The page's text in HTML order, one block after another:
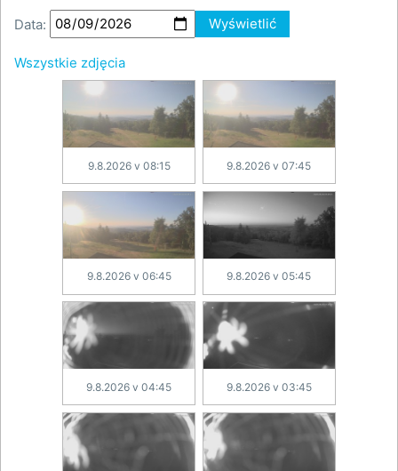
Data: Wyświetlić
Wszystkie zdjęcia
9.8.2026 v 08:15 9.8.2026 v 07:45
9.8.2026 v 06:45 9.8.2026 v 05:45
9.8.2026 v 04:45 9.8.2026 v 03:45